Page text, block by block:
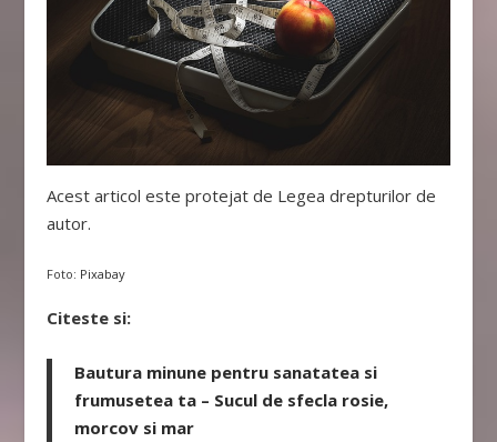
Acest articol este protejat de Legea drepturilor de
autor.
Foto: Pixabay
Citeste si:
Bautura minune pentru sanatatea si
frumusetea ta – Sucul de sfecla rosie,
morcov si mar